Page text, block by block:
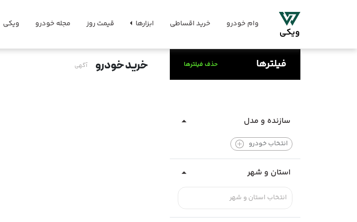
وام خودرو خرید اقساطی ابزارها قیمت روز مجله خودرو ویکی
فیلترها حذف فیلترها
سازنده و مدل
انتخاب خودرو
استان و شهر
انتخاب استان و شهر
خرید خودرو آگهی